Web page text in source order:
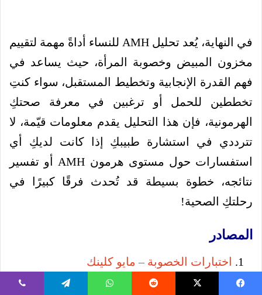
في النهاية، يُعد تحليل AMH للنساء أداةً مهمة لتقييم
مخزون المبيض وخصوبة المرأة، حيث يساعد في
فهم القدرة الإنجابية وتخطيط المستقبل، سواء كنتِ
تخططين للحمل أو ترغبين في معرفة صحتكِ
الهرمونية، فإن هذا التحليل يقدم معلومات قيّمة، لا
تترددي في استشارة طبيبكِ إذا كانت لديكِ أي
استفسارات حول مستوى هرمون AMH أو تفسير
نتائجه، خطوة بسيطة قد تُحدث فرقًا كبيرًا في
رحلتكِ الصحية!
المصادر
اختبارات الخصوبة – مايو كلينك
تقييم الخصوبة – الكلية الأمريكية لأطباء النساء